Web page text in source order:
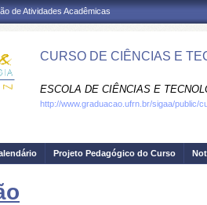
de Atividades Acadêmicas
CURSO DE CIÊNCIAS E
ESCOLA DE CIÊNCIAS E
http://www.graduacao.ufrn.br/sigaa/public/
Projeto Pedagógico do Curso